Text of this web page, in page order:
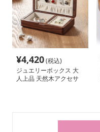
¥4,420(税込)
ジュエリーボックス 大
人上品 天然木アクセサ